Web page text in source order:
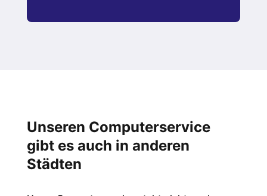
Unseren Computerservice
gibt es auch in anderen
Städten